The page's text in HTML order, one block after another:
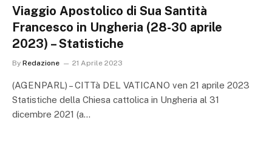
Viaggio Apostolico di Sua Santità
Francesco in Ungheria (28-30 aprile
2023) – Statistiche
By Redazione 21 Aprile 2023
(AGENPARL) – CITTà DEL VATICANO ven 21 aprile 2023
Statistiche della Chiesa cattolica in Ungheria al 31
dicembre 2021 (a…